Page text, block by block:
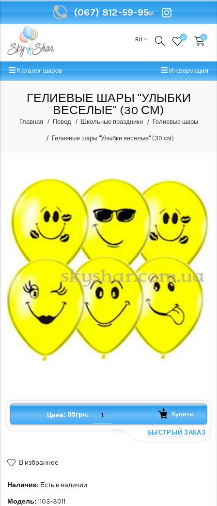
(067) 812-59-95
RU 0 0
Каталог шаров Информация
ГЕЛИЕВЫЕ ШАРЫ "УЛЫБКИ
ВЕСЕЛЫЕ" (30 СМ)
Главная Повод Школьные праздники Гелиевые шары
Гелиевые шары "Улыбки веселые" (30 см)
Цена: 95грн. Купить
БЫСТРЫЙ ЗАКАЗ
В избранное
Наличие: Есть в наличии
Модель: 1103-3011